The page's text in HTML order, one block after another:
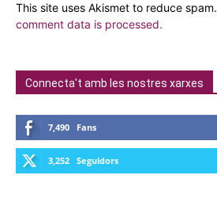
This site uses Akismet to reduce spam.
comment data is processed.
Connecta't amb les nostres xarxes
7,490 Fans
3,252 Seguidors